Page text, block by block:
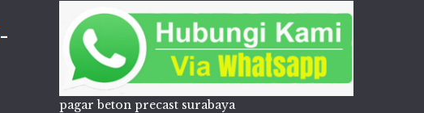
-
pagar beton precast surabaya